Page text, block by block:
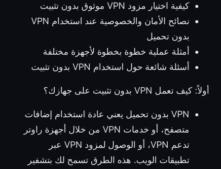
كيفية اختيار مزود VPN موثوق بدون تثبيت
نصائح الأمان والخصوصية عند استخدام VPN
بدون تحميل
أمثلة عملية خطوة بخطوة لأجهزة مختلفة
أسئلة شائعة حول استخدام VPN بدون تثبيت
أولاً: كيف تعمل VPN بدون تثبيت على جهازك؟
VPN بدون تحميل يعني عادة استخدام إضافات
متصفح، أو خدمات VPN من خلال أجهزة راوتر
تدعم VPN، أو الوصول لمزود VPN عبر
تطبيقات الويب. هذه الطرق تسمح لك بتشفير